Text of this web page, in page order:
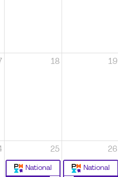
18 19
25
National
26
National